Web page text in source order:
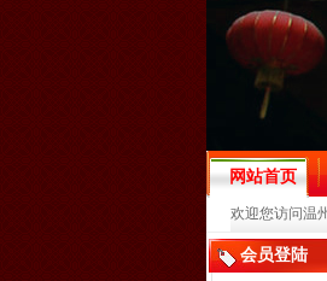
网站首页
欢迎您访问温
会员登陆